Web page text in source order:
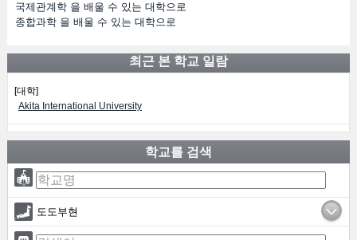
국제관계학 을 배울 수 있는 대학으로
종합과학 을 배울 수 있는 대학으로
최근 본 학교 일람
[대학]
Akita International University
학교를 검색
도도부현